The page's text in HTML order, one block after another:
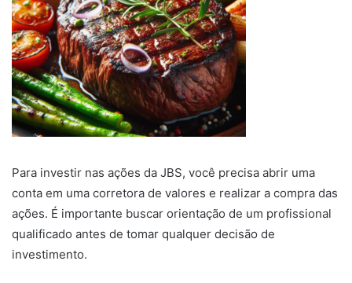
Para investir nas ações da JBS, você precisa abrir uma
conta em uma corretora de valores e realizar a compra das
ações. É importante buscar orientação de um profissional
qualificado antes de tomar qualquer decisão de
investimento.